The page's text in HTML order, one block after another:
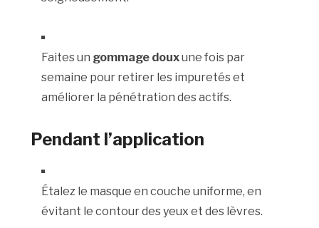
Faites un gommage douxune fois par
semaine pour retirer les impuretés et
améliorer la pénétration des actifs.
Pendant l’application
Étalez le masque en couche uniforme, en
évitant le contour des yeux et des lèvres.